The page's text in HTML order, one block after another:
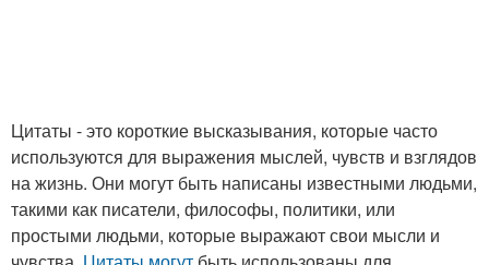
Цитаты - это короткие высказывания, которые часто
используются для выражения мыслей, чувств и взглядов
на жизнь. Они могут быть написаны известными людьми,
такими как писатели, философы, политики, или
простыми людьми, которые выражают свои мысли и